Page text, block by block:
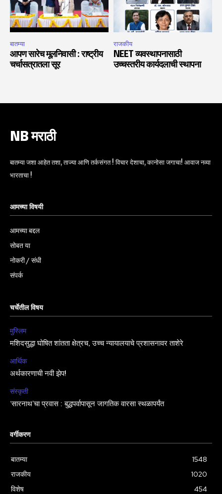
बातम्या
आपण सारेच मूलनिवासी : राष्ट्रीय
चर्चासत्रातला सूर
राजकीय
NEET व्यवस्थापनासाठी
उच्चस्तरीय कार्यदलाची स्थापना
NB मराठी
बातम्या जशा आहेत तशा, ताज्या आणि तर्कसंगत ! विचार देशाचा, कानोसा जगाचा! आवाज नव्या
भारताचा !
आमच्या विषयी
आमच्या बद्दल
सोबत या
नोकरी / संधी
संपर्क
चर्चेतील विषय
मुस्लिम
मशिदसुद्धा घोषित शांतता क्षेत्रच, उच्च न्यायालयाचे प्रशासनावर ताशेरे
आर्थिक
अर्थकारणाची नवी झेप!
संस्कृती
‘सारनाथ’चा प्रवास : बुद्धपर्वापासून जागतिक वारसा स्थळापर्यंत
वर्गीकरण
बातम्या
1548
राजकीय
1020
विशेष
454